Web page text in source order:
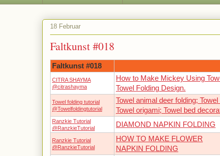
18 Februar
Faltkunst #018
Faltkunst #018
CITRA SHAYMA
@citrashayma
How to Make Mickey Using
Towel Folding Design.
Towel folding tutorial
@Towelfoldingtutorial
Towel animal deer folding; Towel
Towel origami; Towel bed
Ranzkie Tutorial
@RanzkieTutorial
DIAMOND NAPKIN FOLDING
Ranzkie Tutorial
@RanzkieTutorial
HOW TO MAKE FLOWER
NAPKIN FOLDING